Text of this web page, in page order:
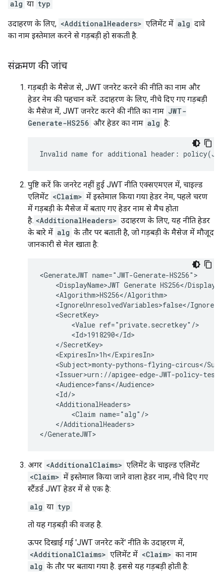
alg या typ
उदाहरण के लिए, <AdditionalHeaders> एलिमेंट में alg दावे
का नाम इस्तेमाल करने से गड़बड़ी हो सकती है.
संक्रमण की जांच
गड़बड़ी के मैसेज से, JWT जनरेट करने की नीति का नाम और
हेडर नेम की पहचान करें. उदाहरण के लिए, नीचे दिए गए गड़बड़ी
के मैसेज में, JWT जनरेट करने की नीति का नाम JWT-
Generate-HS256 और हेडर का नाम alg है:
पुष्टि करें कि जनरेट नहीं हुई JWT नीति एक्सएमएल में, चाइल्ड
एलिमेंट <Claim> में इस्तेमाल किया गया हेडर नेम, पहले चरण
में गड़बड़ी के मैसेज में बताए गए हेडर नाम से मैच होता
है. <AdditionalHeaders> उदाहरण के लिए, यह नीति हेडर
के बारे में alg के तौर पर बताती है, जो गड़बड़ी के मैसेज में मौजूद
जानकारी से मेल खाता है:
<GenerateJWT name="JWT-Generate-HS256">
<DisplayName>JWT Generate HS256</
    <Algorithm>HS256</Algorithm>
<IgnoreUnresolvedVariables>false</
    <SecretKey>
        <Value ref="private.secretkey"/>
        <Id>1918290</Id>
    </SecretKey>
    <ExpiresIn>1h</ExpiresIn>
<Subject>monty-pythons-flying-circus</
<Issuer>urn://apigee-edge-JWT-policy-
    <Audience>fans</Audience>
    <Id/>
    <AdditionalHeaders>
        <Claim name="alg"/>
    </AdditionalHeaders>
अगर <AdditionalClaims> एलिमेंट के चाइल्ड एलिमेंट
<Claim> में इस्तेमाल किया जाने वाला हेडर नाम, नीचे दिए गए
स्टैंडर्ड JWT हेडर में से एक है:
alg या typ
तो यह गड़बड़ी की वजह है.
ऊपर दिखाई गई 'JWT जनरेट करें' नीति के उदाहरण में,
<AdditionalClaims> एलिमेंट में <Claim> का नाम
alg के तौर पर बताया गया है. इससे यह गड़बड़ी होती है: